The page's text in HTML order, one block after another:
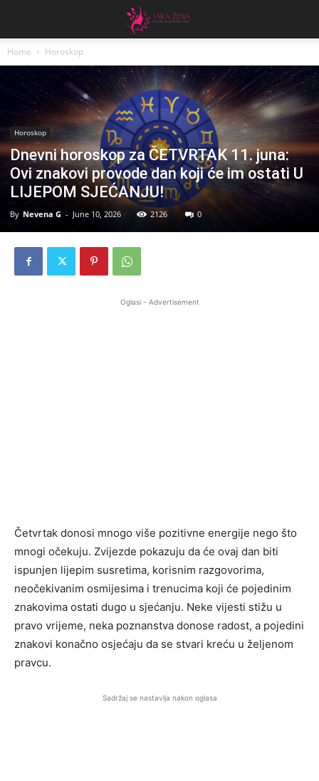
Home Horoskop
Horoskop
Dnevni horoskop za ČETVRTAK 11. juna:
Ovi znakovi provode dan koji će im ostati U
LIJEPOM SJEĆANJU!
By Nevena G - June 10, 2026 2126 0
Oglasi - Advertisement
Četvrtak donosi mnogo više pozitivne energije nego što
mnogi očekuju. Zvijezde pokazuju da će ovaj dan biti
ispunjen lijepim susretima, korisnim razgovorima,
neočekivanim osmijesima i trenucima koji će pojedinim
znakovima ostati dugo u sjećanju. Neke vijesti stižu u
pravo vrijeme, neka poznanstva donose radost, a pojedini
znakovi konačno osjećaju da se stvari kreću u željenom
pravcu.
Sadržaj se nastavlja nakon oglasa